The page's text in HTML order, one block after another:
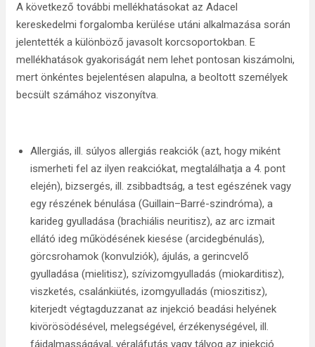
A következő további mellékhatásokat az Adacel
kereskedelmi forgalomba kerülése utáni alkalmazása során
jelentették a különböző javasolt korcsoportokban. E
mellékhatások gyakoriságát nem lehet pontosan kiszámolni,
mert önkéntes bejelentésen alapulna, a beoltott személyek
becsült számához viszonyítva.
Allergiás, ill. súlyos allergiás reakciók (azt, hogy miként
ismerheti fel az ilyen reakciókat, megtalálhatja a 4. pont
elején), bizsergés, ill. zsibbadtság, a test egészének vagy
egy részének bénulása (Guillain–Barré-szindróma), a
karideg gyulladása (brachiális neuritisz), az arc izmait
ellátó ideg működésének kiesése (arcidegbénulás),
görcsrohamok (konvulziók), ájulás, a gerincvelő
gyulladása (mielitisz), szívizomgyulladás (miokarditisz),
viszketés, csalánkiütés, izomgyulladás (mioszitisz),
kiterjedt végtagduzzanat az injekció beadási helyének
kivörösödésével, melegségével, érzékenységével, ill.
fájdalmasságával, véraláfutás vagy tályog az injekció